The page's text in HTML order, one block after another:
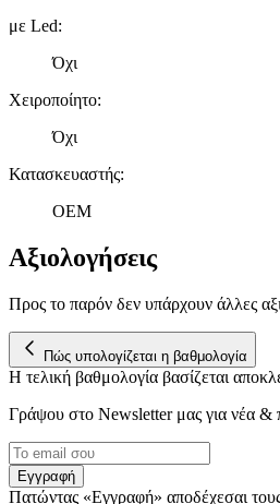
με Led:
Όχι
Χειροποίητο:
Όχι
Κατασκευαστής:
OEM
Αξιολογήσεις
Προς το παρόν δεν υπάρχουν άλλες
Πώς υπολογίζεται η βαθμολογία
Η τελική βαθμολογία βασίζεται
Γράψου στο Νewsletter μας για νέα &
Εγγραφή
Πατώντας «Εγγραφή» αποδέχεσαι